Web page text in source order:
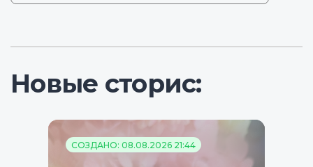
Новые сторис:
СОЗДАНО: 08.08.2026 21:44